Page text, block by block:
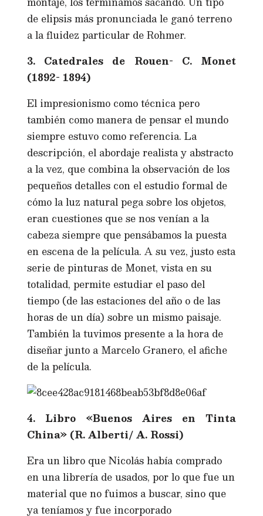
de elipsis más pronunciada le ganó terreno
a la fluidez particular de Rohmer.
3. Catedrales de Rouen- C. Monet
(1892- 1894)
El impresionismo como técnica pero
también como manera de pensar el mundo
siempre estuvo como referencia. La
descripción, el abordaje realista y abstracto
a la vez, que combina la observación de los
pequeños detalles con el estudio formal de
cómo la luz natural pega sobre los objetos,
eran cuestiones que se nos venían a la
cabeza siempre que pensábamos la puesta
en escena de la película. A su vez, justo esta
serie de pinturas de Monet, vista en su
totalidad, permite estudiar el paso del
tiempo (de las estaciones del año o de las
horas de un día) sobre un mismo paisaje.
También la tuvimos presente a la hora de
diseñar junto a Marcelo Granero, el afiche
de la película.
4. Libro «Buenos Aires en Tinta
China» (R. Alberti/ A. Rossi)
Era un libro que Nicolás había comprado
en una librería de usados, por lo que fue un
material que no fuimos a buscar, sino que
ya teníamos y fue incorporado